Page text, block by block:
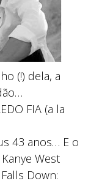
(!) dela, a
FIA (a la
43 anos… E o
West
Down: